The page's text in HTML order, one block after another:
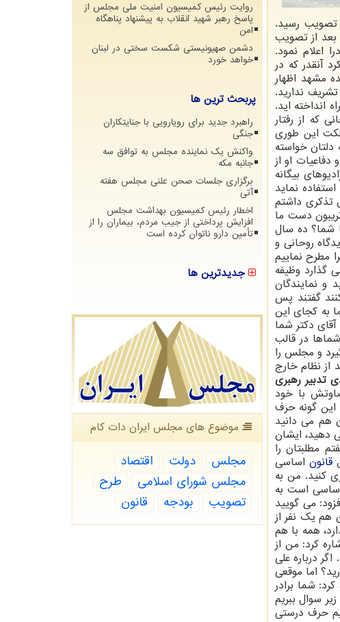
تصویب رسید.
بعد از تصویب
اعلام نمود.
آنقدر كه در
مشهد اظهار
ندارید.
انداخته اید.
كه از رفتار
این طوری
خواسته
دفاعیات او از
بیگانه
نماید
تذكری داشتم
اتفاقا تریبون دست ما
شما؟ ده سال
دیدگاه روحانی و
مطرح نماییم
گذارد وظیفه
و نمایندگان
گفتند پس
به كجای این
دكتر شما
در قالب
و مجلس را
از نظام خارج
تدبیر رهبری
با خود
این گونه حرف
هم می دانید
دهید، ایشان
مطلبتان را
قانوناساسی
كنید. من به
اساسی است به
می گویید
یك نفر از
همه با هم
كرد: من از
درباره علی
اما موقعی
شما برادر
سوال ببریم
حرف درستی
روایت رئیس کمیسیون امنیت ملی مجلس از
پاسخ رهبر شهید انقلاب به پیشنهاد پناهگاه
امن
دشمن صهیونیستی شکست سختی در لبنان
خواهد خورد
پربحث ترین ها
راهبرد جدید برای رویارویی با جنایتکاران
جنگی
واکنش یک نماینده مجلس به توافق سه
جانبه مکه
برگزاری جلسات صحن علنی مجلس هفته
آتی
اخطار رئیس کمیسیون بهداشت مجلس
افزایش پرداختی از جیب مردم، بیماران را از
تأمین دارو ناتوان کرده است
جدیدترین ها
موضوع های مجلس ایران دات كام
مجلس دولت
اقتصاد
مجلس شورای اسلامی
طرح
تصویب
بودجه قانون